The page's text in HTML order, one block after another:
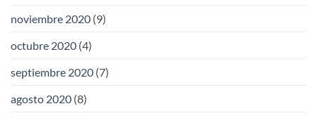
noviembre 2020 (9)
octubre 2020 (4)
septiembre 2020 (7)
agosto 2020 (8)